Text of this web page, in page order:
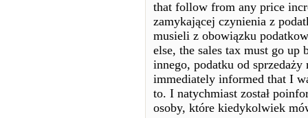
that follow from any price
zamykającej czynienia z
musieli z obowiązku
else, the sales tax must go up
innego, podatku od
immediately informed that I
to. I natychmiast został
osoby, które kiedykolwiek